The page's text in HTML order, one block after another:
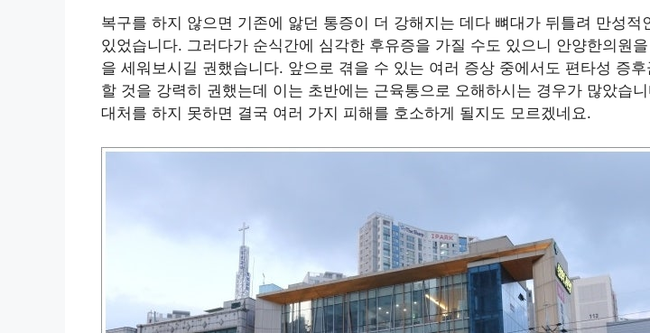
복구를 하지 않으면 기존에 앓던 통증이 더 강해지는 데다 뼈대가 뒤틀려 만성적
있었습니다. 그러다가 순식간에 심각한 후유증을 가질 수도 있으니 안양한의원
을 세워보시길 권했습니다. 앞으로 겪을 수 있는 여러 증상 중에서도 편타성 증
할 것을 강력히 권했는데 이는 초반에는 근육통으로 오해하시는 경우가 많았습
대처를 하지 못하면 결국 여러 가지 피해를 호소하게 될지도 모르겠네요.